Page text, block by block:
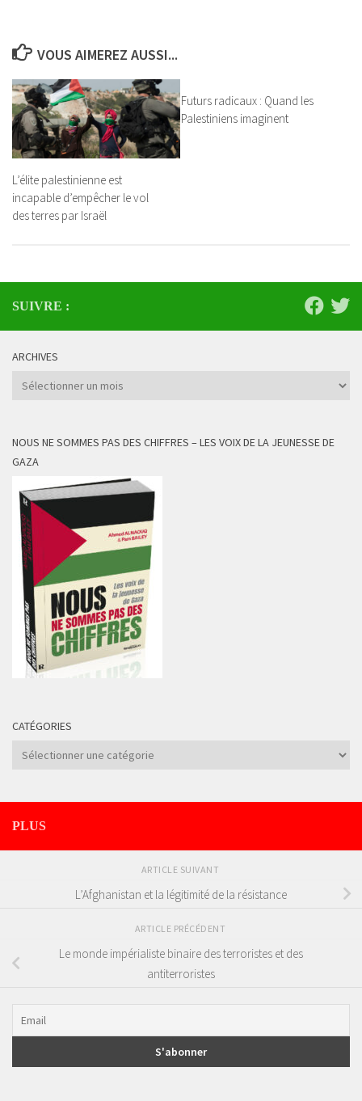
VOUS AIMEREZ AUSSI...
L’élite palestinienne est
incapable d’empêcher le vol
des terres par Israël
Futurs radicaux : Quand les
Palestiniens imaginent
SUIVRE :
ARCHIVES
Archives
NOUS NE SOMMES PAS DES CHIFFRES – LES VOIX DE LA JEUNESSE DE
GAZA
CATÉGORIES
Catégories
PLUS
ARTICLE SUIVANT
L’Afghanistan et la légitimité de la résistance
ARTICLE PRÉCÉDENT
Le monde impérialiste binaire des terroristes et des
antiterroristes